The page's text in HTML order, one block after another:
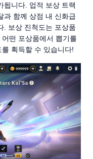
됩니다. 업적 보상 트랙
과 함께 상점 내 신화급
. 보상 진척도는 포상품
떤 포상품에서 뽑기를
획득할 수 있습니다!